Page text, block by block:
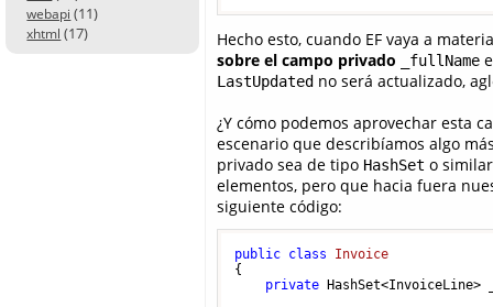
webapi (11)
xhtml (17)
Hecho esto, cuando EF vaya a
sobre el campo privado
_fullName
LastUpdated no será actualizado,
¿Y cómo podemos aprovechar esta
escenario que describíamos algo
privado sea de tipo HashSet o
elementos, pero que hacia fuera
siguiente código:
public class
Invoice
{
private HashSet<InvoiceLine>